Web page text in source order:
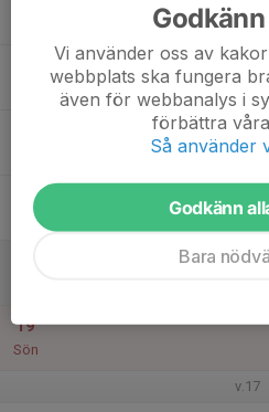
Skavlöten
Teknikträning-
Enebybergs IP klubbstuga
17
Fre
Grymnatta (StOF #2)
19
Sön
v.17
Vi använder oss av
webbplats ska fungera
även för webbanalys i
förbättra
Så använder
Godkänn
Bara